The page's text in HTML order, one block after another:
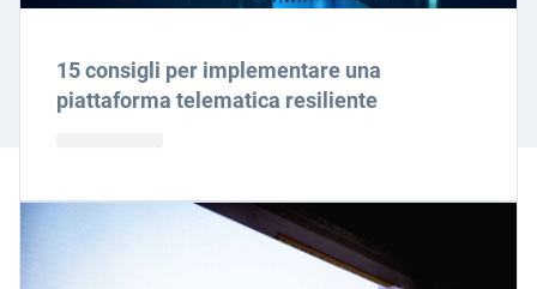
15 consigli per implementare una
piattaforma telematica resiliente